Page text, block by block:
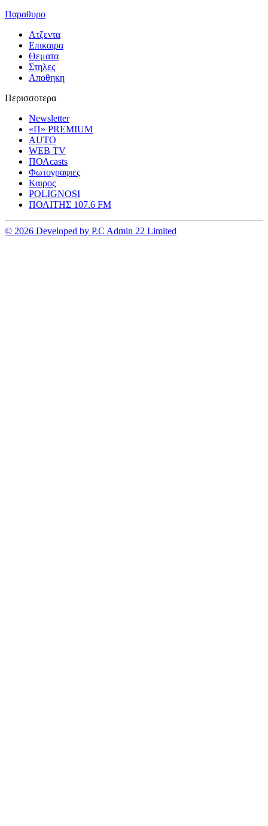
Παραθυρο
Ατζεντα
Επικαιρα
Θεματα
Στηλες
Αποθηκη
Περισσοτερα
Newsletter
«Π» PREMIUM
AUTO
WEB TV
ΠΟΛcasts
Φωτογραφιες
Καιρος
POLIGNOSI
ΠΟΛΙΤΗΣ 107.6 FM
© 2026 Developed by P.C Admin 22 Limited